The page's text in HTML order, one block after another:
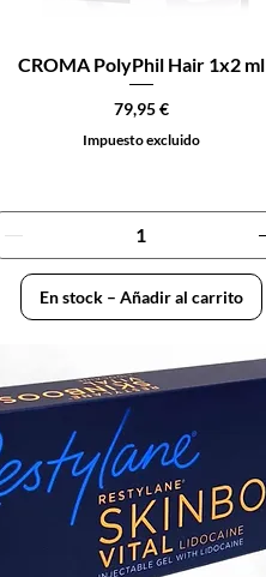
CROMA PolyPhil Hair 1x2 ml
Precio
79,95 €
Impuesto excluido
En stock – Añadir al carrito